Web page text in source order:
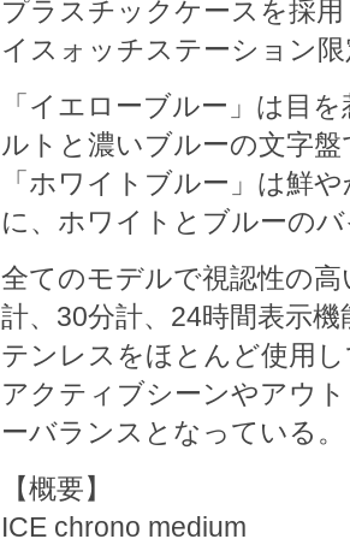
プラスチックケースを採
イスォッチステーション
「イエローブルー」は目
ルトと濃いブルーの文字
「ホワイトブルー」は鮮
に、ホワイトとブルーの
全てのモデルで視認性の
計、30分計、24時間表示
テンレスをほとんど使用
アクティブシーンやアウ
ーバランスとなっている
【概要】
ICE chrono medium